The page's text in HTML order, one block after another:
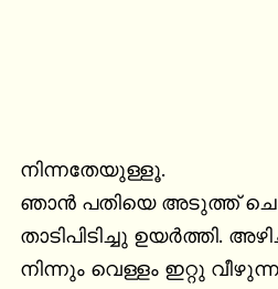
നിന്നതേയുള്ളൂ.
ഞാന്‍ പതിയെ അടുത്ത്
താടിപിടിച്ചു ഉയര്‍ത്തി.
നിന്നും വെള്ളം ഇറ്റു